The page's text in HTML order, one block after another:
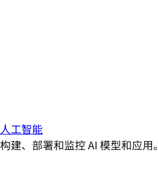
人工智能
构建、部署和监控 AI 模型和应用。